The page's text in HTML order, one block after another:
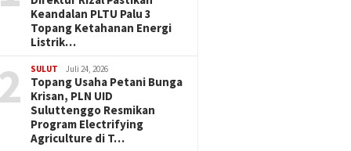
Keandalan PLTU Palu 3
Topang Ketahanan Energi
Listrik…
SULUT Juli 24, 2026
Topang Usaha Petani Bunga
Krisan, PLN UID
Suluttenggo Resmikan
Program Electrifying
Agriculture di T…